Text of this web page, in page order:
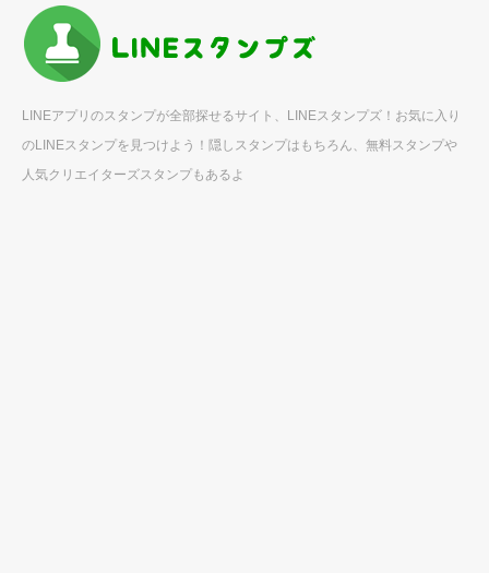
LINEアプリのスタンプが全部探せるサイト、LINEスタンプズ！お気に入り
のLINEスタンプを見つけよう！隠しスタンプはもちろん、無料スタンプや
人気クリエイターズスタンプもあるよ